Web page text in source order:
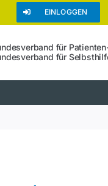
EINLOGGEN
für
für